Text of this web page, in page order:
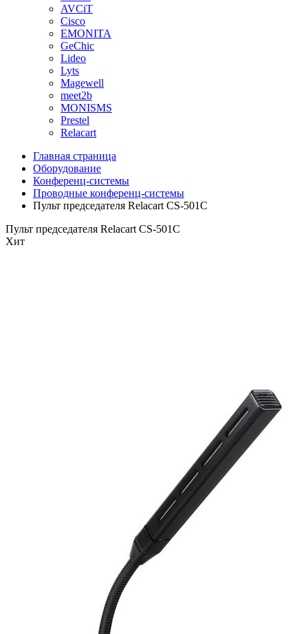
AVCiT
Cisco
EMONITA
GeChic
Lideo
Lyts
Magewell
meet2b
MONISMS
Prestel
Relacart
Главная страница
Оборудование
Конференц-системы
Проводные конференц-системы
Пульт председателя Relacart CS-501C
Пульт председателя Relacart CS-501C
Хит